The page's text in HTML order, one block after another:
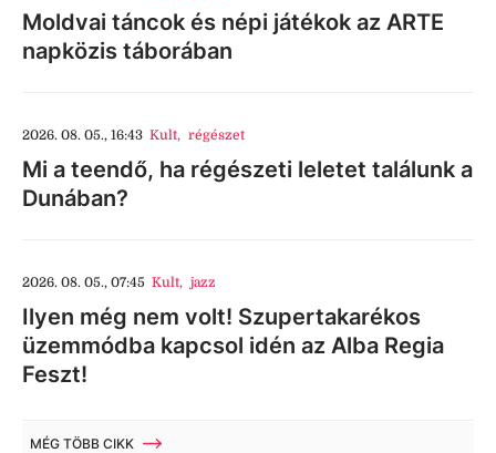
Moldvai táncok és népi játékok az ARTE
napközis táborában
2026. 08. 05., 16:43 Kult, régészet
Mi a teendő, ha régészeti leletet találunk a
Dunában?
2026. 08. 05., 07:45 Kult, jazz
Ilyen még nem volt! Szupertakarékos
üzemmódba kapcsol idén az Alba Regia
Feszt!
MÉG TÖBB CIKK